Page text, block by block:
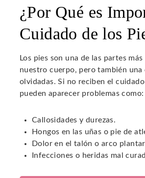
¿Por Qué es
Cuidado de los
Los pies son una de las partes
nuestro cuerpo, pero también una
olvidadas. Si no reciben el
pueden aparecer problemas como:
Callosidades y durezas.
Hongos en las uñas o pie de
Dolor en el talón o arco
Infecciones o heridas mal